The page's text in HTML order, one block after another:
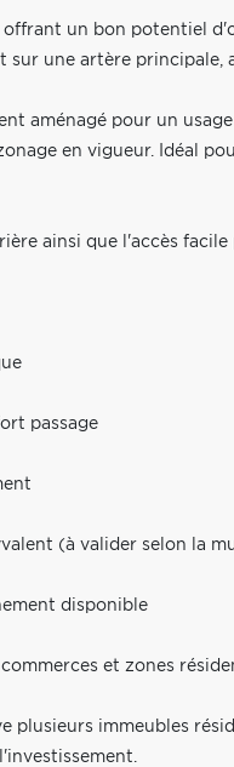
offrant un bon potentiel
sur une artère
aménagé pour un
en vigueur. Idéal
ainsi que l'accès
passage
(à valider selon la
disponible
et zones
plusieurs immeubles